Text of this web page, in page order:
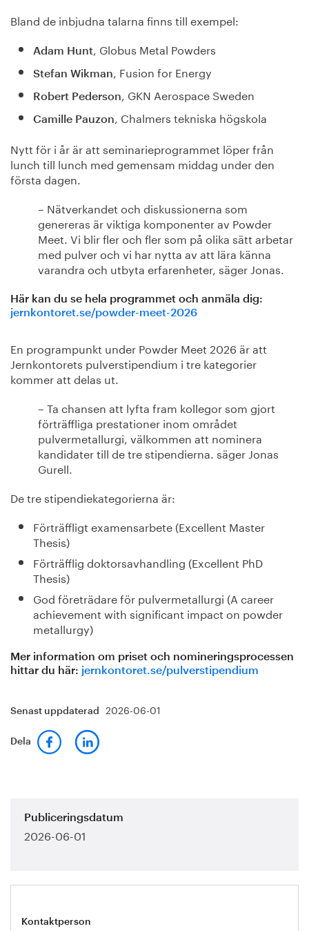
Bland de inbjudna talarna finns till exempel:
Adam Hunt, Globus Metal Powders
Stefan Wikman, Fusion for Energy
Robert Pederson, GKN Aerospace Sweden
Camille Pauzon, Chalmers tekniska högskola
Nytt för i år är att seminarieprogrammet löper från
lunch till lunch med gemensam middag under den
första dagen.
– Nätverkandet och diskussionerna som
genereras är viktiga komponenter av Powder
Meet. Vi blir fler och fler som på olika sätt arbetar
med pulver och vi har nytta av att lära känna
varandra och utbyta erfarenheter, säger Jonas.
Här kan du se hela programmet och anmäla dig:
jernkontoret.se/powder-meet-2026
En programpunkt under Powder Meet 2026 är att
Jernkontorets pulverstipendium i tre kategorier
kommer att delas ut.
– Ta chansen att lyfta fram kollegor som gjort
förträffliga prestationer inom området
pulvermetallurgi, välkommen att nominera
kandidater till de tre stipendierna. säger Jonas
Gurell.
De tre stipendiekategorierna är:
Förträffligt examensarbete (Excellent Master
Thesis)
Förträfflig doktorsavhandling (Excellent PhD
Thesis)
God företrädare för pulvermetallurgi (A career
achievement with significant impact on powder
metallurgy)
Mer information om priset och nomineringsprocessen
hittar du här: jernkontoret.se/pulverstipendium
Senast uppdaterad 2026-06-01
Dela
Publiceringsdatum
2026-06-01
Kontaktperson